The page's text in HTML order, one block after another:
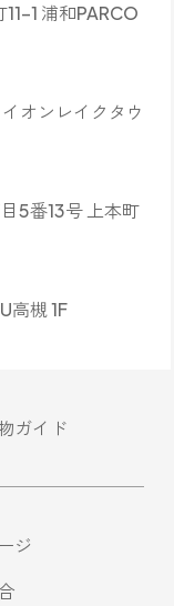
1 浦和PARCO
オンレイクタウ
5番13号 上本町
高槻 1F
ガイド
ジ